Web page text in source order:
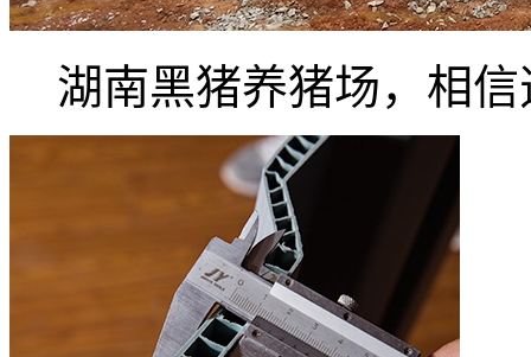
湖南黑猪养猪场，相